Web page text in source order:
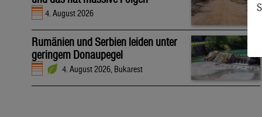
4. August 2026
Rumänien und Serbien leiden unter
geringem Donaupegel
4. August 2026, Bukarest